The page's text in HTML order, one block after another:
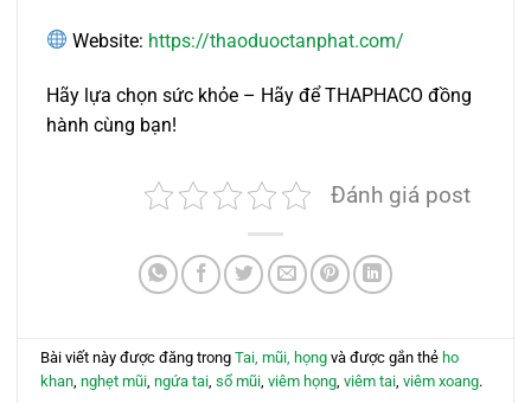
Website: https://thaoduoctanphat.com/
Hãy lựa chọn sức khỏe – Hãy để THAPHACO đồng
hành cùng bạn!
Đánh giá post
Bài viết này được đăng trongTai, mũi, họng và được gắn thẻ ho
khan,nghẹt mũi,ngứa tai,sổ mũi,viêm họng,viêm tai,viêm xoang.